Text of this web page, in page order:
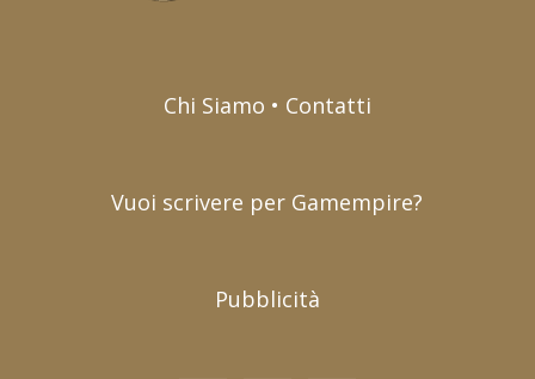
Chi Siamo • Contatti
Vuoi scrivere per Gamempire?
Pubblicità